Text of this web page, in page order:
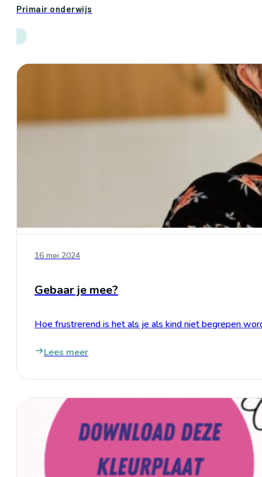
Primair onderwijs
16 mei 2024
Gebaar je mee?
Hoe frustrerend is het als je als kind niet begrepen
Lees meer